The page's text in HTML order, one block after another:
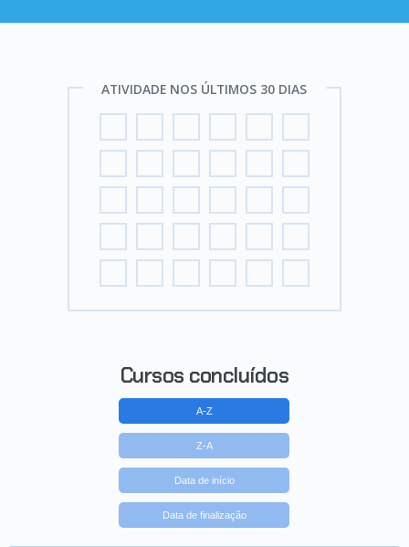
ATIVIDADE NOS ÚLTIMOS 30 DIAS
Cursos concluídos
A-Z
Z-A
Data de início
Data de finalização